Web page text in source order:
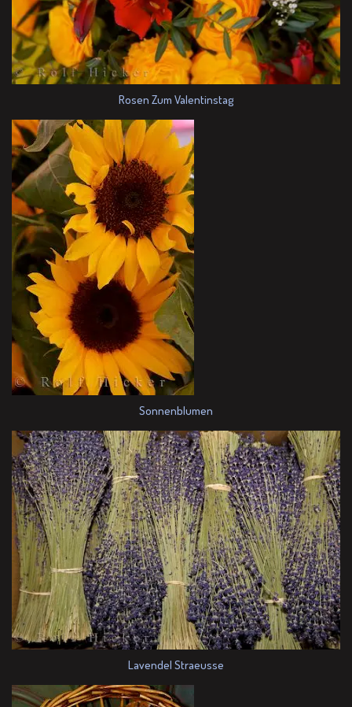
Rosen Zum Valentinstag
Sonnenblumen
Lavendel Straeusse